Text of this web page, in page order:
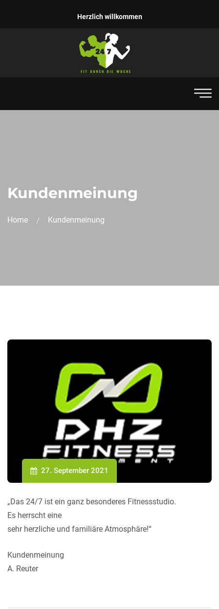
Herzlich willkommen
Kundenmeinung
Home Kundenmeinung
27. September 2021
„Das 24/7 ist ein ganz besonderes Fitnessstudio.
Es herrscht eine
sehr herzliche und familiäre Atmosphäre!“
Kundenmeinung
A. Reuter